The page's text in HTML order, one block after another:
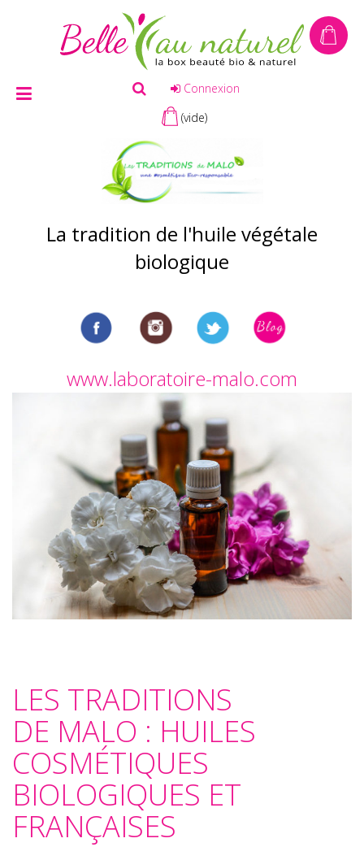
Connexion
(vide)
La tradition de l'huile végétale
biologique
www.laboratoire-malo.com
LES TRADITIONS
DE MALO : HUILES
COSMÉTIQUES
BIOLOGIQUES ET
FRANÇAISES